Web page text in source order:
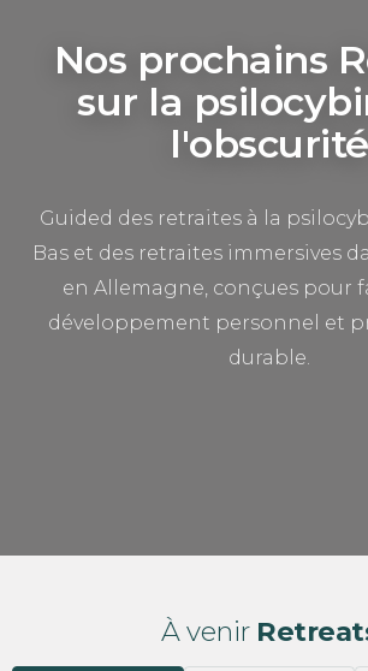
Nos prochains
sur la
l'obscurité
Guided des retraites à la
Bas et des retraites immersives
en Allemagne, conçues pour
développement personnel et
durable.
À venir